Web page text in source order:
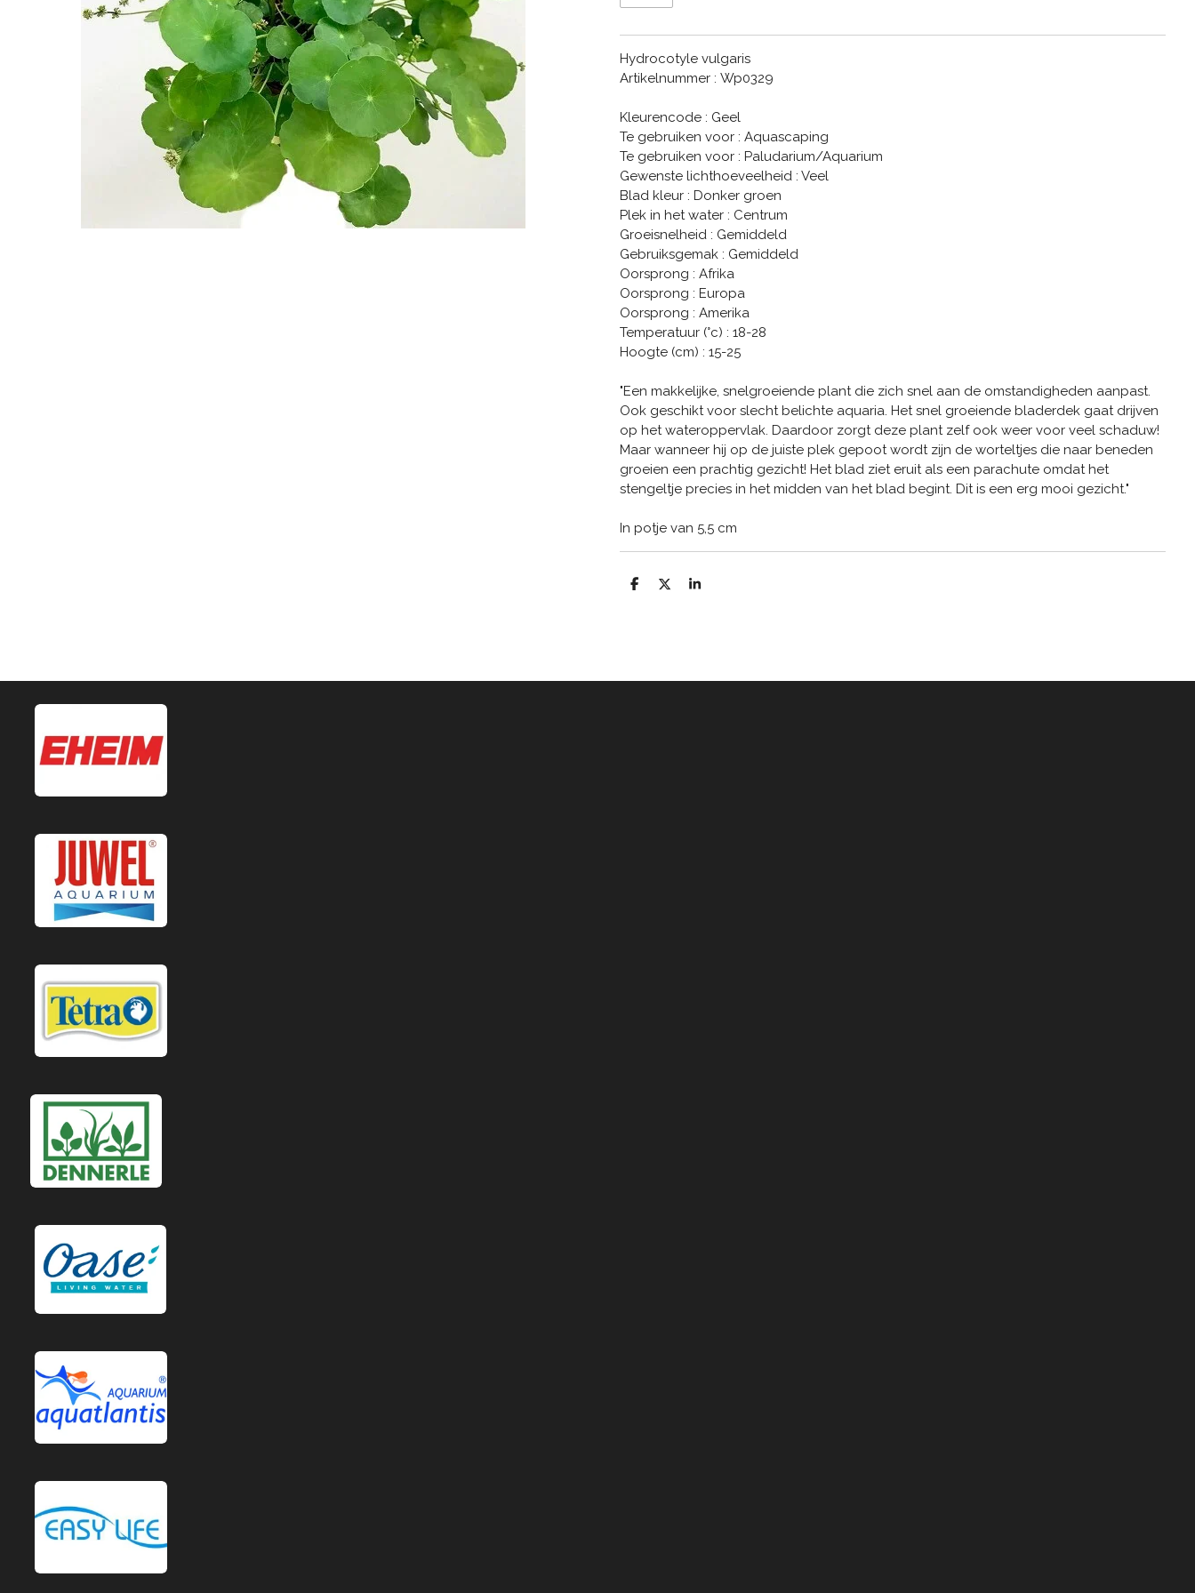
Hydrocotyle vulgaris
Artikelnummer : Wp0329
Kleurencode : Geel
Te gebruiken voor : Aquascaping
Te gebruiken voor : Paludarium/Aquarium
Gewenste lichthoeveelheid : Veel
Blad kleur : Donker groen
Plek in het water : Centrum
Groeisnelheid : Gemiddeld
Gebruiksgemak : Gemiddeld
Oorsprong : Afrika
Oorsprong : Europa
Oorsprong : Amerika
Temperatuur (°c) : 18-28
Hoogte (cm) : 15-25
"Een makkelijke, snelgroeiende plant die zich snel aan de omstandigheden aanpast.
Ook geschikt voor slecht belichte aquaria. Het snel groeiende bladerdek gaat drijven
op het wateroppervlak. Daardoor zorgt deze plant zelf ook weer voor veel schaduw!
Maar wanneer hij op de juiste plek gepoot wordt zijn de worteltjes die naar beneden
groeien een prachtig gezicht! Het blad ziet eruit als een parachute omdat het
stengeltje precies in het midden van het blad begint. Dit is een erg mooi gezicht."
In potje van 5,5 cm
D
D
S